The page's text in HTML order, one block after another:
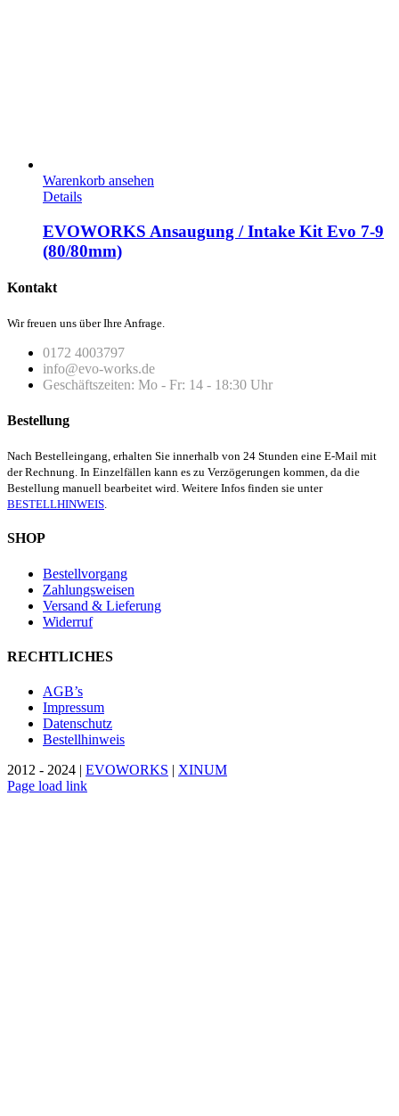
Warenkorb ansehen
Details
EVOWORKS Ansaugung / Intake Kit Evo 7-9
(80/80mm)
Kontakt
Wir freuen uns über Ihre Anfrage.
0172 4003797
info@evo-works.de
Geschäftszeiten: Mo - Fr: 14 - 18:30 Uhr
Bestellung
Nach Bestelleingang, erhalten Sie innerhalb von 24 Stunden eine E-Mail mit
der Rechnung. In Einzelfällen kann es zu Verzögerungen kommen, da die
Bestellung manuell bearbeitet wird. Weitere Infos finden sie unter
BESTELLHINWEIS
SHOP
Bestellvorgang
Zahlungsweisen
Versand & Lieferung
Widerruf
RECHTLICHES
AGB’s
Impressum
Datenschutz
Bestellhinweis
2012 - 2024 | EVOWORKS | XINUM
Page load link